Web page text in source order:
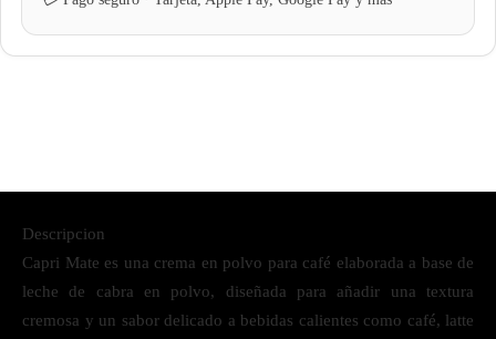
Descripcion
Capri Mate es una crema en polvo para café elaborada a base de
leche de cabra en polvo, diseñada para añadir una textura
cremosa y un sabor delicado a bebidas calientes como café, latte